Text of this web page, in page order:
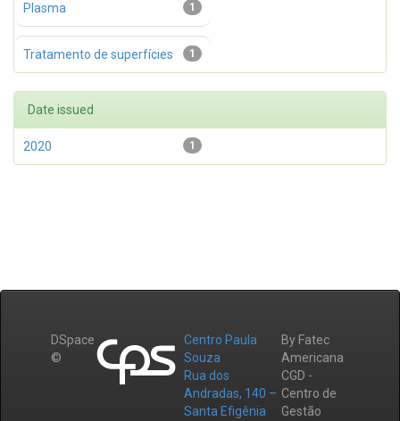
1
Plasma
1
Tratamento de superfícies
Date issued
1
2020
DSpace
©
Centro Paula
Souza
Rua dos
Andradas, 140 –
Santa Efigênia
By Fatec
Americana
CGD -
Centro de
Gestão